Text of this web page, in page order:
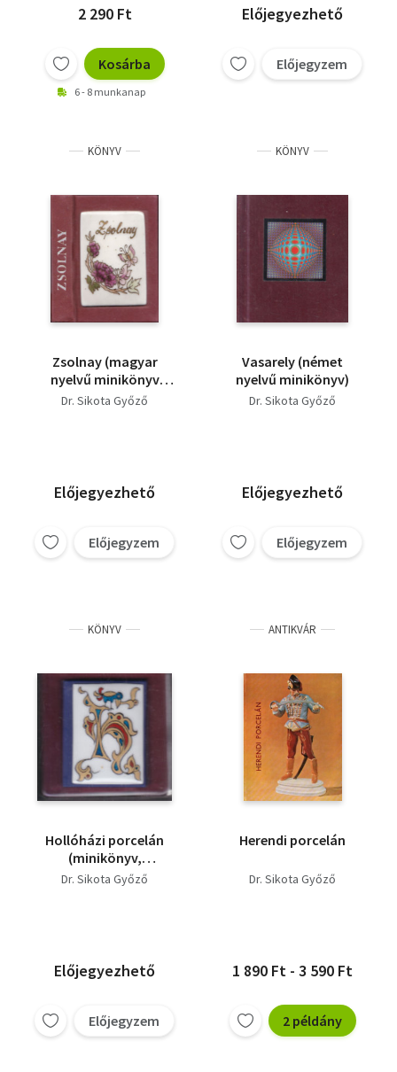
2 290 Ft
Kosárba
6 - 8 munkanap
Előjegyezhető
Előjegyzem
KÖNYV
Zsolnay (magyar
nyelvű minikönyv
festett
Dr. Sikota Győző
Előjegyezhető
Előjegyzem
KÖNYV
Vasarely (német
nyelvű minikönyv)
Dr. Sikota Győző
Előjegyezhető
Előjegyzem
KÖNYV
Hollóházi porcelán
(minikönyv,
dobozban)- dedikált
Dr. Sikota Győző
Előjegyezhető
Előjegyzem
ANTIKVÁR
Herendi porcelán
Dr. Sikota Győző
1 890 Ft - 3 590 Ft
2 példány